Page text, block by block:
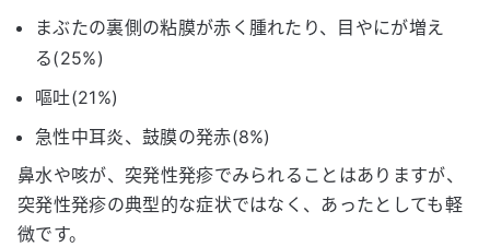
まぶたの裏側の粘膜が赤く腫れたり、目やにが増え
る(25%)
嘔吐(21%)
急性中耳炎、鼓膜の発赤(8%)
鼻水や咳が、突発性発疹でみられることはありますが、
突発性発疹の典型的な症状ではなく、あったとしても軽
微です。